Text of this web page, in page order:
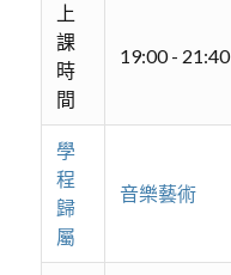
上
課
時
間
19:00 - 21:40
學
程
歸
屬
音樂藝術